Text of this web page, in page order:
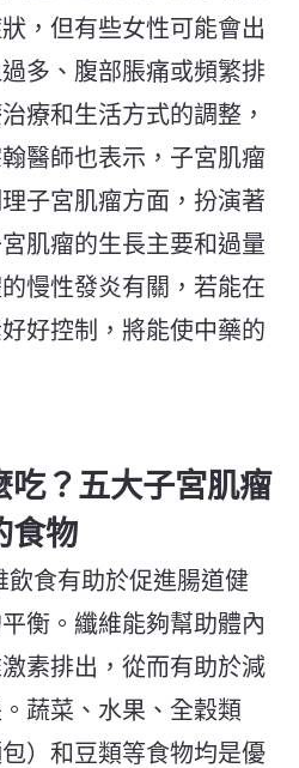
，但有些女性可能會出
多、腹部脹痛或頻繁排
療和生活方式的調整，
醫師也表示，子宮肌瘤
子宮肌瘤方面，扮演著
肌瘤的生長主要和過量
慢性發炎有關，若能在
好控制，將能使中藥的
吃？五大子宮肌瘤
食物
食有助於促進腸道健
衡。纖維能夠幫助體內
素排出，從而有助於減
蔬菜、水果、全穀類
包）和豆類等食物均是優